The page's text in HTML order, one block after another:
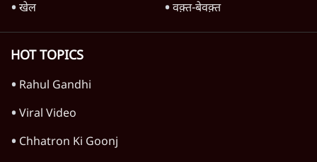
खेल
वक़्त-बेवक़्त
HOT TOPICS
Rahul Gandhi
Viral Video
Chhatron Ki Goonj